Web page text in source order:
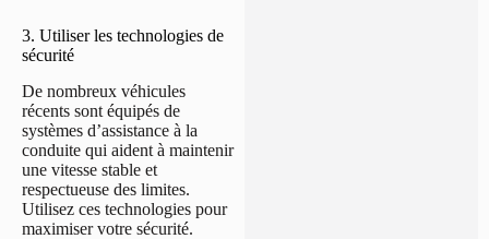
3. Utiliser les technologies de
sécurité
De nombreux véhicules
récents sont équipés de
systèmes d’assistance à la
conduite qui aident à maintenir
une vitesse stable et
respectueuse des limites.
Utilisez ces technologies pour
maximiser votre sécurité.